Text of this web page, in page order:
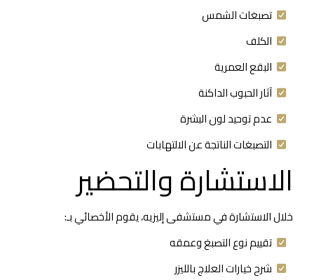
تصبغات الشمس
الكلف
البقع العمرية
آثار الحبوب الداكنة
عدم توحيد لون البشرة
التصبغات الناتجة عن الالتهابات
الاستشارة والتحضير
خلال الاستشارة في مستشفى إليزيه، يقوم الأخصائي بـ:
تقييم نوع التصبغ وعمقه
شرح خيارات العلاج بالليزر